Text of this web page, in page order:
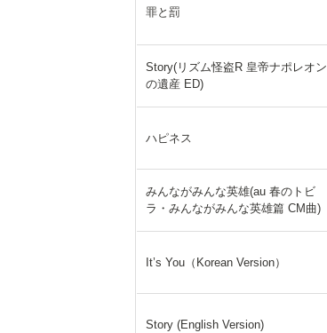
罪と罰
Story(リズム怪盗R 皇帝ナポレオン
の遺産 ED)
ハピネス
みんながみんな英雄(au 春のトビ
ラ・みんながみんな英雄篇 CM曲)
It’s You（Korean Version）
Story (English Version)